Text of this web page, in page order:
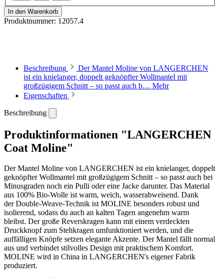
In den Warenkorb
Produktnummer: 12057.4
Beschreibung
Der Mantel Moline von LANGERCHEN
ist ein knielanger, doppelt geknöpfter Wollmantel mit
großzügigem Schnitt – so passt auch b… Mehr
Eigenschaften
Beschreibung
Produktinformationen "LANGERCHEN
Coat Moline"
Der Mantel Moline von LANGERCHEN ist ein knielanger, doppelt
geknöpfter Wollmantel mit großzügigem Schnitt – so passt auch bei
Minusgraden noch ein Pulli oder eine Jacke darunter. Das Material
aus 100% Bio-Wolle ist warm, weich, wasserabweisend. Dank
derDouble-Weave-Technik ist MOLINE besonders robust und
isolierend, sodass du auch an kalten Tagen angenehm warm
bleibst. Der große Reverskragen kann mit einem verdeckten
Druckknopf zum Stehkragen umfunktioniert werden, und die
auffälligen Knöpfe setzen elegante Akzente. Der Mantel fällt normal
aus und verbindet stilvolles Design mit praktischem Komfort.
MOLINE wird in China in LANGERCHEN's eigener Fabrik
produziert.